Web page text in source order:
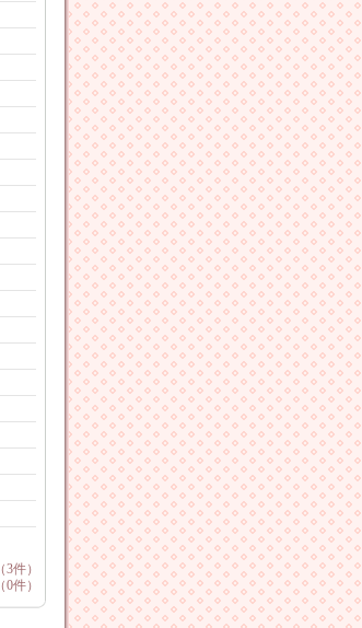
（3件）
（0件）